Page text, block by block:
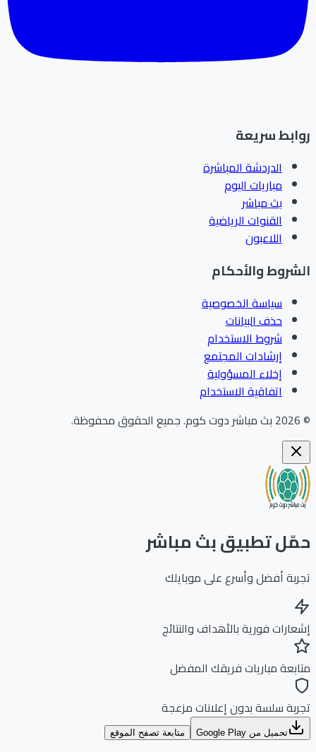
سريعة
الدردشة المباشرة
مباريات اليوم
بث مباشر
القنوات الرياضية
اللاعبون
والأحكام
سياسة الخصوصية
حذف البيانات
شروط الاستخدام
إرشادات المجتمع
إخلاء المسؤولية
اتفاقية الاستخدام
بث مباشر دوت كوم.جميع الحقوق محفوظة.
تطبيق بث مباشر
أفضل وأسرع على موبايلك
فورية بالأهداف والنتائج
مباريات فريقك المفضل
سلسة بدون إعلانات مزعجة
تحميل من Google Play متابعة تصفح الموقع